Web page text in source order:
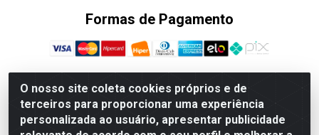
O nosso site coleta cookies próprios e de
terceiros para proporcionar uma experiência
personalizada ao usuário, apresentar publicidade
Formas de Pagamento
Jumbo Alimentos Cascavel - Matriz - Rua Itatiba Do Sul, 161 -
Santos Dumont, Cascavel-PR - CEP 85804-700- CNPJ